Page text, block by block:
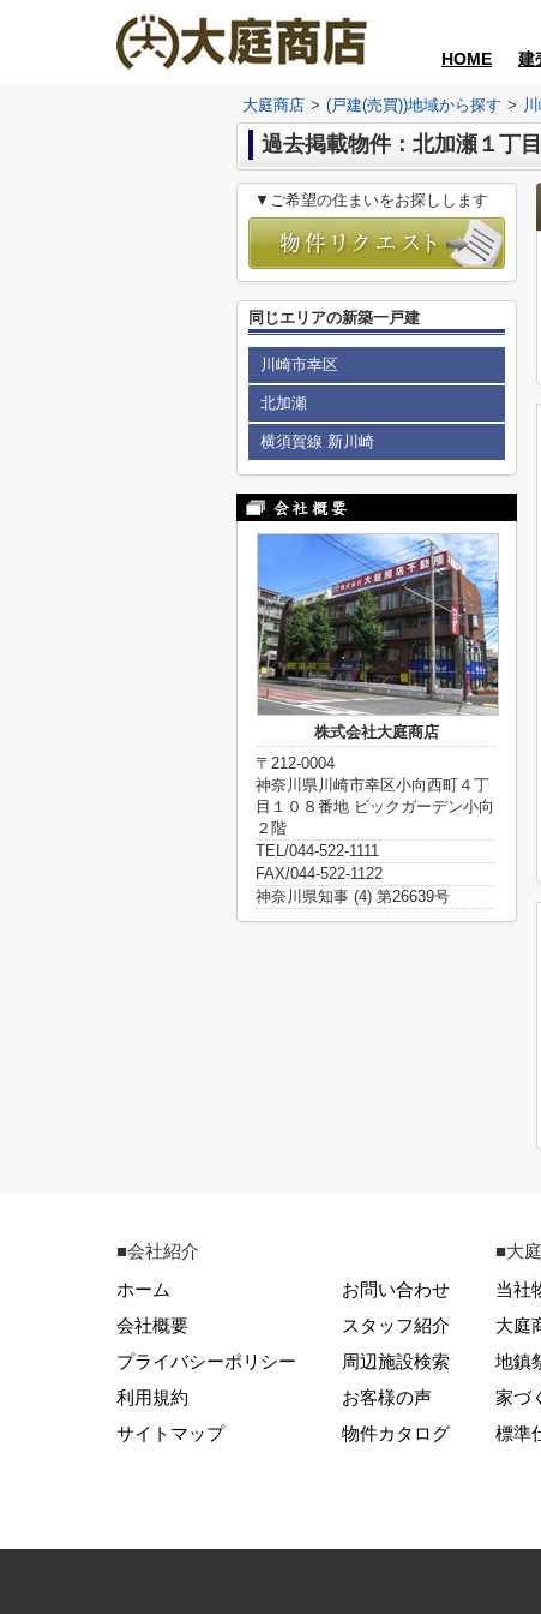
HOME 建
大庭商店 > (戸建(売買))地域から探す >
過去掲載物件：北加瀬１丁目
▼ご希望の住まいをお探しします
同じエリアの新築一戸建
川崎市幸区
北加瀬
横須賀線 新川崎
株式会社大庭商店
〒212-0004
神奈川県川崎市幸区小向西町４丁
目１０８番地 ビックガーデン小向
２階
TEL/044-522-1111
FAX/044-522-1122
神奈川県知事 (4) 第26639号
■会社紹介
ホーム
会社概要
プライバシーポリシー
利用規約
サイトマップ
お問い合わせ
スタッフ紹介
周辺施設検索
お客様の声
物件カタログ
■大
当社
大庭
地鎮
家づ
標準